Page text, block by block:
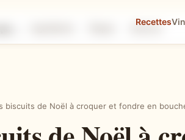
Recettes
Astuces
biscuits de Noël à croquer et fondre en